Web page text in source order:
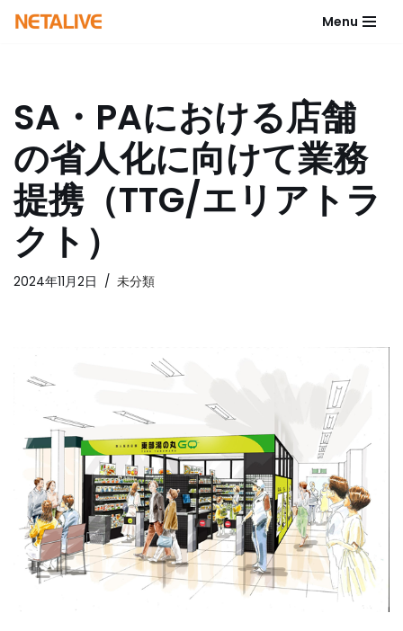
ン
ツ
へ
ス
キ
ッ
プ
Menu
SA・PAにおける店舗
の省人化に向けて業務
提携（TTG/エリアトラ
クト）
2024年11月2日 未分類